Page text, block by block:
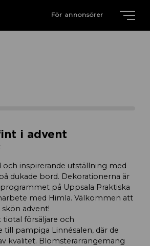
För annonsörer
i advent
och inspirerande utställning med
dukade bord. Dekorationerna är
på Uppsala Praktiska
med Himla. Välkommen att
advent!
försäljare och
till pampiga Linnésalen, där de
kvalitet. Blomsterarrangemang